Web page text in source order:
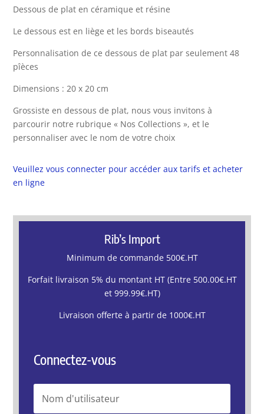
Dessous de plat en céramique et résine
Le dessous est en liège et les bords biseautés
Personnalisation de ce dessous de plat par seulement 48
pîèces
Dimensions : 20 x 20 cm
Grossiste en dessous de plat, nous vous invitons à
parcourir notre rubrique « Nos Collections », et le
personnaliser avec le nom de votre choix
Veuillez vous connecter pour accéder aux tarifs et acheter
en ligne
Rib’s Import
Minimum de commande 500€.HT
Forfait livraison 5% du montant HT (Entre 500.00€.HT
et 999.99€.HT)
Livraison offerte à partir de 1000€.HT
Connectez-vous